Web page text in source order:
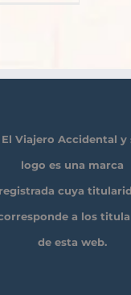
El Viajero Accidental y
logo es una marca
registrada cuya
a los
de esta web.